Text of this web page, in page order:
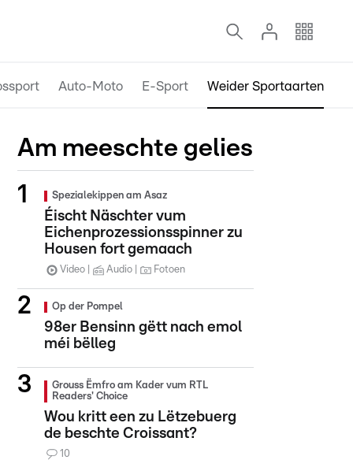
Auto-Moto E-Sport Weider Sportaarten
Am meeschte gelies
Spezialekippen am Asaz
Éischt Näschter vum
Eichenprozessionsspinner zu
Housen fort gemaach
Video Audio Fotoen
Op der Pompel
98er Bensinn gëtt nach emol
méi bëlleg
Grouss Ëmfro am Kader vum RTL
Readers' Choice
Wou kritt een zu Lëtzebuerg
de beschte Croissant?
10